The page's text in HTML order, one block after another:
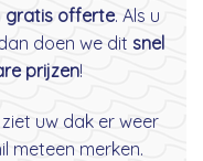
gratis offerte. Als u
doen we dit snel
prijzen!
uw dak er weer
meteen merken.